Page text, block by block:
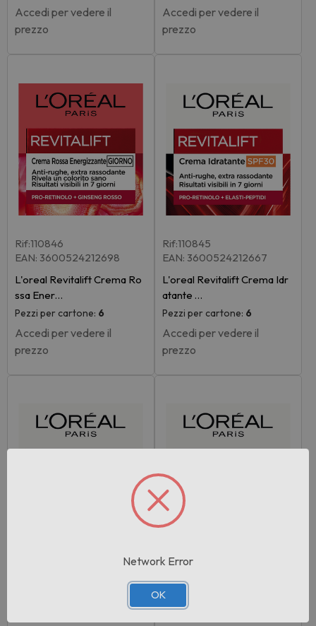
Accedi per vedere il
prezzo
Accedi per vedere il
prezzo
Rif:110846
EAN: 3600524212698
L'oreal Revitalift Crema Ro
ssa Ener…
Pezzi per cartone: 6
Accedi per vedere il
prezzo
Rif:110845
EAN: 3600524212667
L'oreal Revitalift Crema Idr
atante …
Pezzi per cartone: 6
Accedi per vedere il
prezzo
Rif:110852
EAN: 3600524212674
L'oreal Revitalift Crema Idr
Network Error
OK